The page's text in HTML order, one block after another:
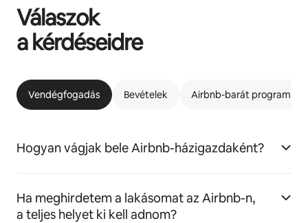
Válaszok
a kérdéseidre
Vendégfogadás Bevételek Airbnb-barát program
Hogyan vágjak bele Airbnb-házigazdaként?
Ha meghirdetem a lakásomat az Airbnb-n,
a teljes helyet ki kell adnom?